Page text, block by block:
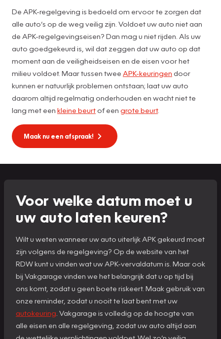
De APK-regelgeving is bedoeld om ervoor te zorgen dat
alle auto’s op de weg veilig zijn. Voldoet uw auto niet aan
de APK-regelgevingseisen? Dan mag u niet rijden. Als uw
auto goedgekeurd is, wil dat zeggen dat uw auto op dat
moment aan de veiligheidseisen en de eisen voor het
milieu voldoet. Maar tussen twee APK-keuringen door
kunnen er natuurlijk problemen ontstaan; laat uw auto
daarom altijd regelmatig onderhouden en wacht niet te
lang met een kleine beurtof een grote beurt.
Maak nu een afspraak!
Voor welke datum moet u
uw auto laten keuren?
Wilt u weten wanneer uw auto uiterlijk APK gekeurd moet
zijn volgens de regelgeving? Op de website van het
RDW kunt u vinden wat uw APK-vervaldatum is. Maar ook
bij Vakgarage vinden we het belangrijk dat u op tijd bij
ons komt, zodat u geen boete riskeert. Maak gebruik van
onze reminder, zodat u nooit te laat bent met uw
autokeuring . Vakgarage is volledig op de hoogte van
alle eisen en alle regelgeving, zodat uw auto altijd aan